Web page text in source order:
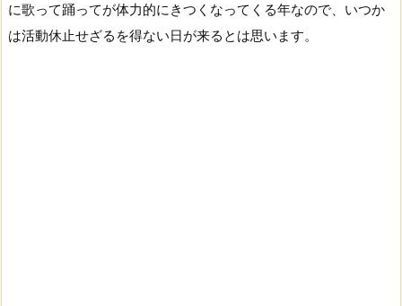
に歌って踊ってが体力的にきつくなってくる年なので、いつか
は活動休止せざるを得ない日が来るとは思います。